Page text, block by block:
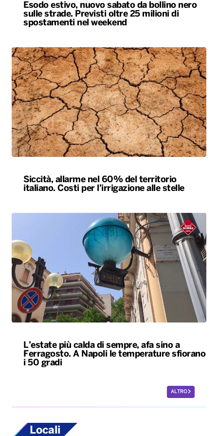
Esodo estivo, nuovo sabato da bollino nero
sulle strade. Previsti oltre 25 milioni di
spostamenti nel weekend
Siccità, allarme nel 60% del territorio
italiano. Costi per l’irrigazione alle stelle
L’estate più calda di sempre, afa sino a
Ferragosto. A Napoli le temperature sfiorano
i 50 gradi
ALTRO
Locali